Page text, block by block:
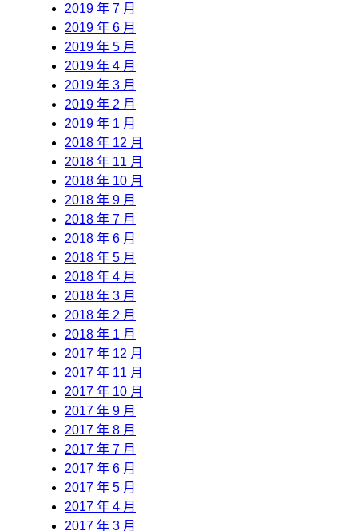
2019 年 7 月
2019 年 6 月
2019 年 5 月
2019 年 4 月
2019 年 3 月
2019 年 2 月
2019 年 1 月
2018 年 12 月
2018 年 11 月
2018 年 10 月
2018 年 9 月
2018 年 7 月
2018 年 6 月
2018 年 5 月
2018 年 4 月
2018 年 3 月
2018 年 2 月
2018 年 1 月
2017 年 12 月
2017 年 11 月
2017 年 10 月
2017 年 9 月
2017 年 8 月
2017 年 7 月
2017 年 6 月
2017 年 5 月
2017 年 4 月
2017 年 3 月